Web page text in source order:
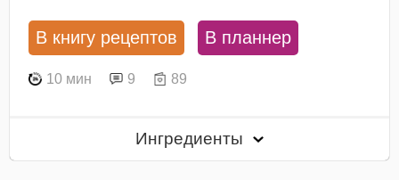
В книгу рецептов В планнер
10 мин 9 89
Ингредиенты